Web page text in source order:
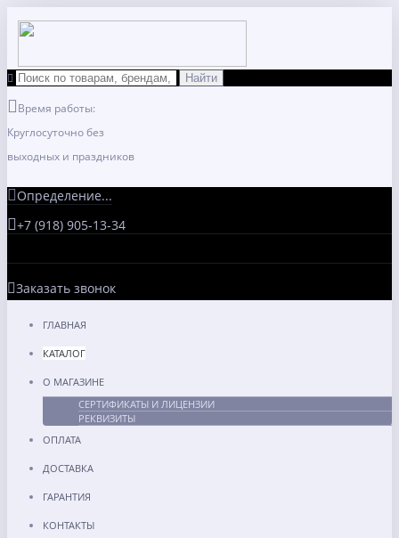
Время работы:
Круглосуточно без
выходных и праздников
Определение...
+7 (918) 905-13-34
Заказать звонок
ГЛАВНАЯ
КАТАЛОГ
О МАГАЗИНЕ
СЕРТИФИКАТЫ И ЛИЦЕНЗИИ
РЕКВИЗИТЫ
ОПЛАТА
ДОСТАВКА
ГАРАНТИЯ
КОНТАКТЫ